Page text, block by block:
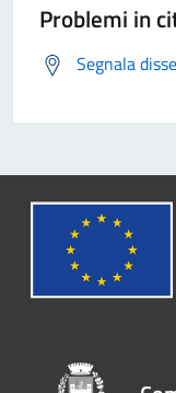
Problemi in
Segnala